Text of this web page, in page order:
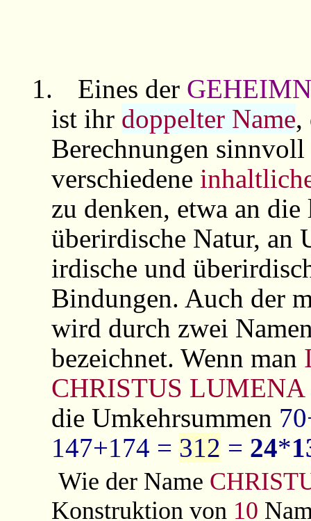
1. Eines der
ist ihr doppelter Name,
Berechnungen
verschiedene
zu denken, etwa an
überirdische Natur, an
irdische und
Bindungen. Auch der
wird durch zwei
bezeichnet. Wenn man
CHRISTUS LUMENA
die Umkehrsummen
147+174 = 312 = 24*
Wie der Name
Konstruktion von 10